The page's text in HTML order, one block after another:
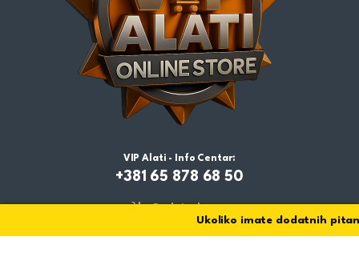
Dodaj u korpu
VIP Alati - Info Centar:
+381 65 878 68 50
Ukoliko imate dodatnih